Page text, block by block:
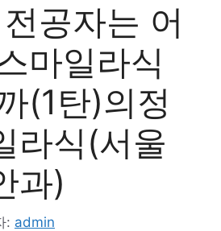
공자는 어
마일라식
(1탄)의정
라식(서울
과)
: admin